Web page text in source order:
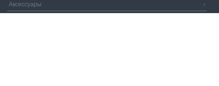
Аксессуары
›